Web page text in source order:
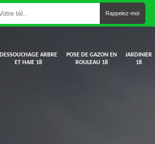
DESSOUCHAGE ARBRE
ET HAIE 18
POSE DE GAZON EN
ROULEAU 18
JARDINIER
18